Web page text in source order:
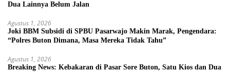
Dua Lainnya Belum Jalan
Agustus 1, 2026
Joki BBM Subsidi di SPBU Pasarwajo Makin Marak, Pengendara:
“Polres Buton Dimana, Masa Mereka Tidak Tahu”
Agustus 1, 2026
Breaking News: Kebakaran di Pasar Sore Buton, Satu Kios dan Dua